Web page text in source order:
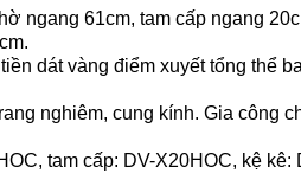
ngang 61cm, tam cấp ngang
dát vàng điểm xuyết tổng thể
nghiêm, cung kính. Gia công
tam cấp: DV-X20HOC, kệ kê: